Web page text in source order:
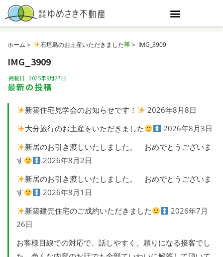
ホーム 石垣島のお土産いただきました IMG_3909
IMG_3909
掲載日 2025年9月27日
最新の投稿
新築住宅見学会のお知らせです！
2026年8月8日
大分旅行のお土産をいただきました
2026年8月3日
新居のお引き渡しいたしました。 おめでとうございま
す
2026年8月2日
新居のお引き渡しいたしました。 おめでとうございま
す
2026年8月1日
新築建売住宅のご成約いただきました
2026年7月
26日
お客様目線での対応で、話しやすく、頼りになる接客でし